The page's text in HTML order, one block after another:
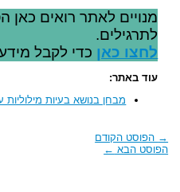
מנויים לאתר רואים כאן
לתרגילים.
לחצו כאן כדי לקבל
עוד באתר:
מבחן בנושא בעיות
→ הפוסט הקודם
הפוסט הבא ←